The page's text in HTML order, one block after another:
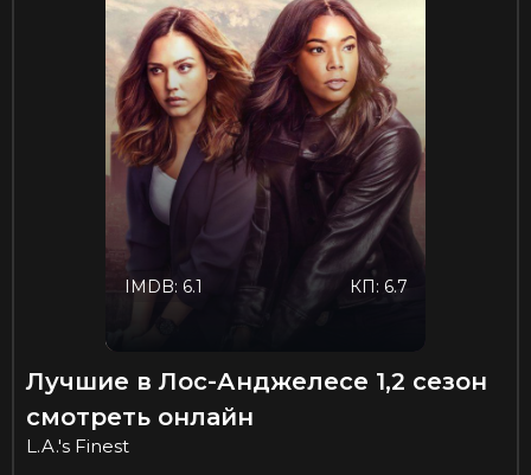
КП: 6.7
IMDB: 6.1
Лучшие в Лос-Анджелесе 1,2 сезон
смотреть онлайн
L.A.'s Finest